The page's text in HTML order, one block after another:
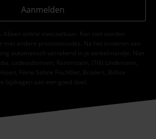
Aanmelden
Alleen online inwisselbaar. Kan niet worden
met andere promotiecodes. Na het invoeren van
automatisch verrekend in je winkelmandje. Niet
cadeaubonnen, Rammstein, (Till) Lindemann,
Feine Sahne Fischfilet, Broilers, Böhse
bijdragen aan een goed doel.